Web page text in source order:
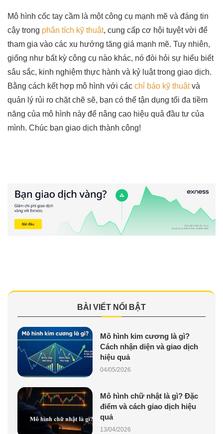
Mô hình cốc tay cầm là một công cụ mạnh mẽ và đáng tin
cậy trong phân tích kỹ thuật, cung cấp cơ hội tuyệt vời để
tham gia vào các xu hướng tăng giá mạnh mẽ. Tuy nhiên,
giống như bất kỳ công cụ nào khác, nó đòi hỏi sự hiểu biết
sâu sắc, kinh nghiệm thực hành và kỷ luật trong giao dịch.
Bằng cách kết hợp mô hình với các chỉ báo kỹ thuậtvà
quản lý rủi ro chặt chẽ sẽ, bạn có thể tận dụng tối đa tiềm
năng của mô hình này để nâng cao hiệu quả đầu tư của
mình. Chúc bạn giao dịch thành công!
BÀI VIẾT NỔI BẬT
Mô hình kim cương là gì?
Cách nhận diện và giao dịch
hiệu quả
04/05/2026
Mô hình chữ nhật là gì? Đặc
điểm và cách giao dịch hiệu
quả
13/04/2026